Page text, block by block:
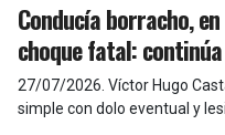
Conducía borracho,
choque fatal:
27/07/2026 Víctor Hugo
simple con dolo eventual y